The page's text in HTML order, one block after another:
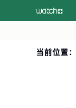
当前位置：